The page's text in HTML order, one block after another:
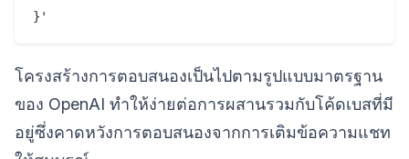
โครงสร้างการตอบสนองเป็นไปตามรูปแบบมาตรฐาน
ของ OpenAI ทำให้ง่ายต่อการผสานรวมกับโค้ดเบสที่มี
อยู่ซึ่งคาดหวังการตอบสนองจากการเติมข้อความแชท